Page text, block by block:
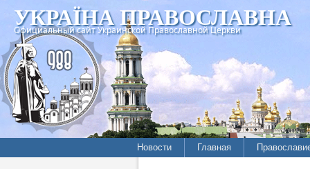
УКРАЇНА ПРАВОСЛАВНА
Официальный сайт Украинской Православной Церкви
Новости Главная